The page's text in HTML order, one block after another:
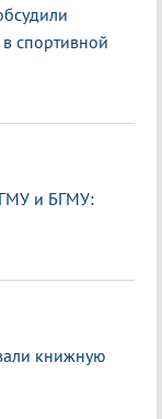
спортивной
и БГМУ:
книжную